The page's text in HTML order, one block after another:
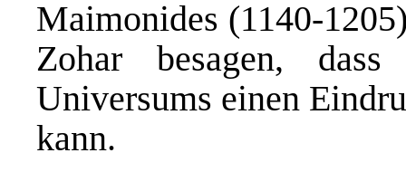
Maimonides (1140-
Zohar besagen,
Universums einen
kann.